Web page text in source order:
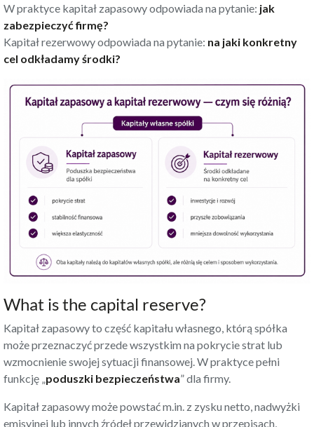
W praktyce kapitał zapasowy odpowiada na pytanie: jak
zabezpieczyć firmę?
Kapitał rezerwowy odpowiada na pytanie: na jaki konkretny
cel odkładamy środki?
What is the capital reserve?
Kapitał zapasowy to część kapitału własnego, którą spółka
może przeznaczyć przede wszystkim na pokrycie strat lub
wzmocnienie swojej sytuacji finansowej. W praktyce pełni
funkcję „ poduszki bezpieczeństwa” dla firmy.
Kapitał zapasowy może powstać m.in. z zysku netto, nadwyżki
emisyjnej lub innych źródeł przewidzianych w przepisach,